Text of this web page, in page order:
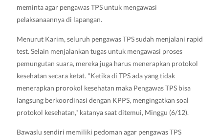
meminta agar pengawas TPS untuk mengawasi
pelaksanaannya di lapangan.
Menurut Karim, seluruh pengawas TPS sudah menjalani rapid
test. Selain menjalankan tugas untuk mengawasi proses
pemungutan suara, mereka juga harus menerapkan protokol
kesehatan secara ketat. "Ketika di TPS ada yang tidak
menerapkan prorokol kesehatan maka Pengawas TPS bisa
langsung berkoordinasi dengan KPPS, mengingatkan soal
protokol kesehatan," katanya saat ditemui, Minggu (6/12).
Bawaslu sendiri memiliki pedoman agar pengawas TPS